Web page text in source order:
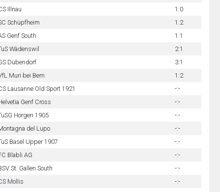
Illnau
1:0
Schüpfheim
1:2
Genf South
1:1
Wädenswil
2:1
Dübendorf
3:1
Muri bei Bern
1:2
Lausanne Old Sport 1921
-:-
Genf Cross
-:-
Horgen 1905
-:-
del Lupo
-:-
Basel Upper 1907
-:-
Blabli AG
-:-
St. Gallen South
-:-
Mollis
-:-